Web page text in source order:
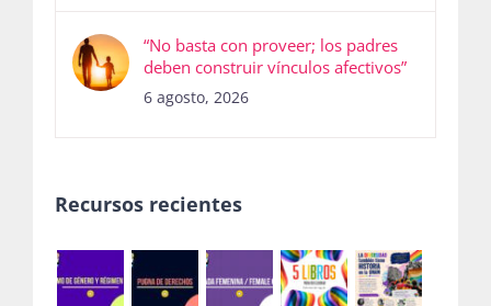
“No basta con proveer; los padres
deben construir vínculos afectivos”
6 agosto, 2026
Recursos recientes